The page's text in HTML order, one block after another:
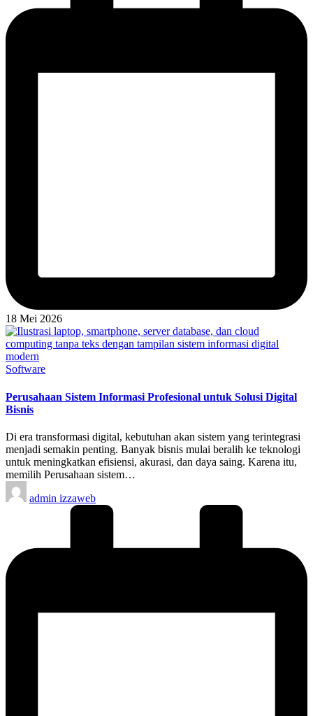
18 Mei 2026
Posted
Software
Perusahaan Sistem Informasi Profesional untuk Solusi Digital
Bisnis
Di era transformasi digital, kebutuhan akan sistem yang terintegrasi
menjadi semakin penting. Banyak bisnis mulai beralih ke teknologi
untuk meningkatkan efisiensi, akurasi, dan daya saing. Karena itu,
memilih Perusahaan sistem…
Posted
by
admin izzaweb